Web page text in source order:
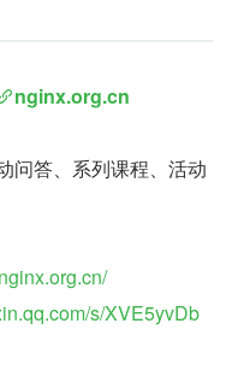
nginx.org.cn
问答、系列课程、活动
s/XVE5yvDb